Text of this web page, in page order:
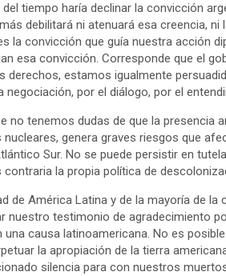
tiempo haría declinar la convicción
debilitará ni atenuará esa creencia, ni
la convicción que guía nuestra acción
esa convicción. Corresponde que el
estamos igualmente
por el diálogo, por el
tenemos dudas de que la presencia
genera graves riesgos que
Sur. No se puede persistir en
la propia política de
de América Latina y de la mayoría de la
nuestro testimonio de agradecimiento
causa latinoamericana. No es
la apropiación de la tierra
silencia para con nuestros